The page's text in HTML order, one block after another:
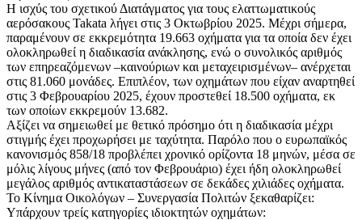
Η ισχύς του σχετικού Διατάγματος για τους ελαττωματικούς
αερόσακους Takata λήγει στις 3 Οκτωβρίου 2025. Μέχρι σήμερα,
παραμένουν σε εκκρεμότητα 19.663 οχήματα για τα οποία δεν έχει
ολοκληρωθεί η διαδικασία ανάκλησης, ενώ ο συνολικός αριθμός
των επηρεαζόμενων –καινούριων και μεταχειρισμένων– ανέρχεται
στις 81.060 μονάδες. Επιπλέον, των οχημάτων που είχαν αναρτηθεί
στις 3 Φεβρουαρίου 2025, έχουν προστεθεί 18.500 οχήματα, εκ
των οποίων εκκρεμούν 13.682.
Αξίζει να σημειωθεί με θετικό πρόσημο ότι η διαδικασία μέχρι
στιγμής έχει προχωρήσει με ταχύτητα. Παρόλο που ο ευρωπαϊκός
κανονισμός 858/18 προβλέπει χρονικό ορίζοντα 18 μηνών, μέσα σε
μόλις λίγους μήνες (από τον Φεβρουάριο) έχει ήδη ολοκληρωθεί
μεγάλος αριθμός αντικαταστάσεων σε δεκάδες χιλιάδες οχήματα.
Το Κίνημα Οικολόγων – Συνεργασία Πολιτών ξεκαθαρίζει:
Υπάρχουν τρείς κατηγορίες ιδιοκτητών οχημάτων: